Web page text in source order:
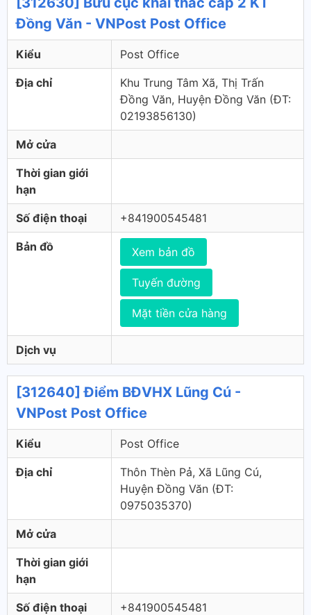
Đồng Văn - VNPost Post Office
Kiểu Post Office
Địa chỉ
Khu Trung Tâm Xã, Thị Trấn
Đồng Văn, Huyện Đồng Văn (ÐT:
02193856130)
Mở cửa
Thời gian giới
hạn
Số điện thoại +841900545481
Bản đồ Xem bản đồ
Tuyến đường
Mặt tiền cửa hàng
Dịch vụ
[312640] Điểm BĐVHX Lũng Cú -
VNPost Post Office
Kiểu Post Office
Địa chỉ
Thôn Thèn Pả, Xã Lũng Cú,
Huyện Đồng Văn (ÐT:
0975035370)
Mở cửa
Thời gian giới
hạn
Số điện thoại +841900545481